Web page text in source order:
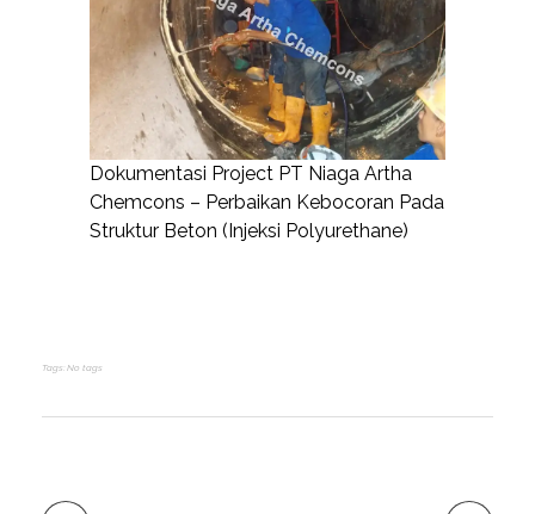
Dokumentasi Project PT Niaga Artha
Chemcons – Perbaikan Kebocoran Pada
Struktur Beton (Injeksi Polyurethane)
Tags: No tags